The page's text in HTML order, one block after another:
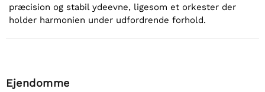
præcision og stabil ydeevne, ligesom et orkester der
holder harmonien under udfordrende forhold.
Ejendomme